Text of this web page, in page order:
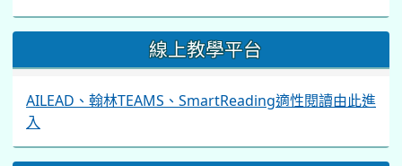
線上教學平台
AILEAD、翰林TEAMS、SmartReading適性閱讀由此進
入